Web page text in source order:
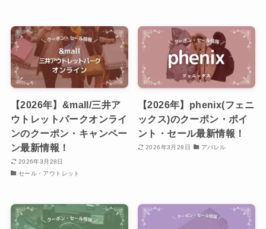
【2026年】&mall/三井ア
ウトレットパークオンライ
ンのクーポン・キャンペー
ン最新情報！
2026年3月28日
セール・アウトレット
【2026年】phenix(フェニ
ックス)のクーポン・ポイ
ント・セール最新情報！
2026年3月28日 アパレル